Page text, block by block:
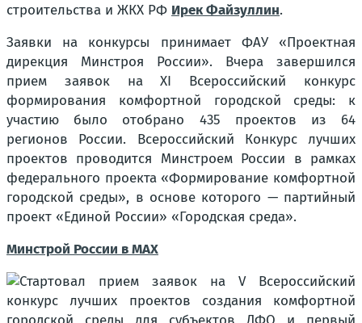
строительства и ЖКХ РФ Ирек Файзуллин.
Заявки на конкурсы принимает ФАУ «Проектная
дирекция Минстроя России». Вчера завершился
прием заявок на XI Всероссийский конкурс
формирования комфортной городской среды: к
участию было отобрано 435 проектов из 64
регионов России. Всероссийский Конкурс лучших
проектов проводится Минстроем России в рамках
федерального проекта «Формирование комфортной
городской среды», в основе которого — партийный
проект «Единой России» «Городская среда».
Минстрой России в MAX